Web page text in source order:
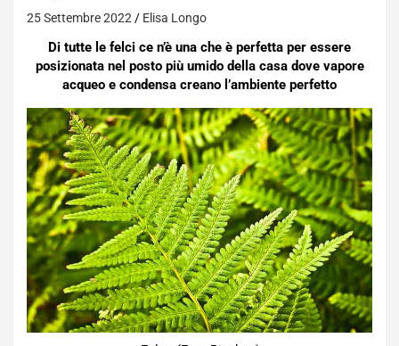
25 Settembre 2022 Elisa Longo
Di tutte le felci ce n’è una che è perfetta per essere
posizionata nel posto più umido della casa dove vapore
acqueo e condensa creano l’ambiente perfetto